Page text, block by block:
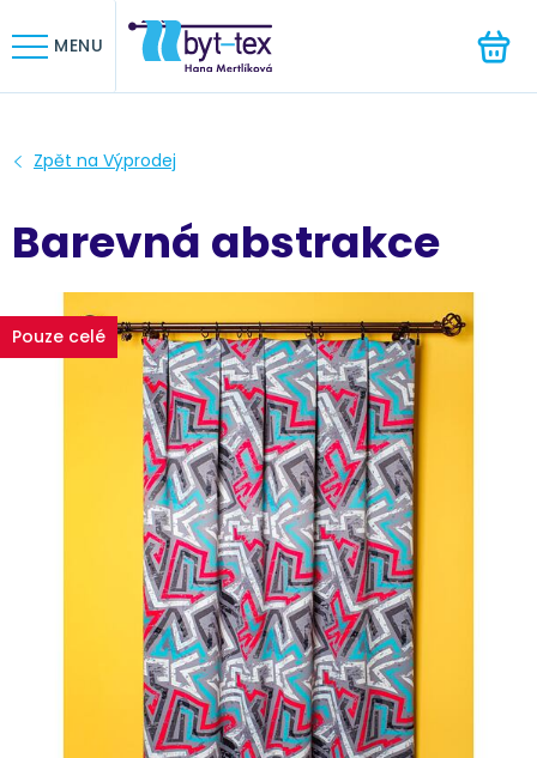
MENU
Barevná abstrakce
Pouze celé